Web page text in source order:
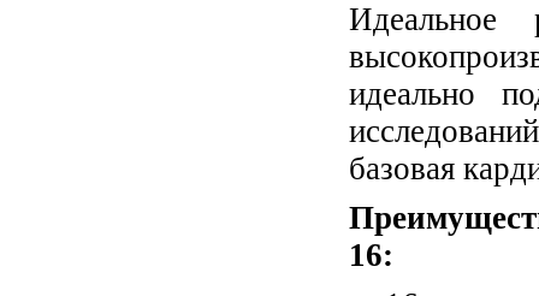
Идеальное
идеально
базовая
16: